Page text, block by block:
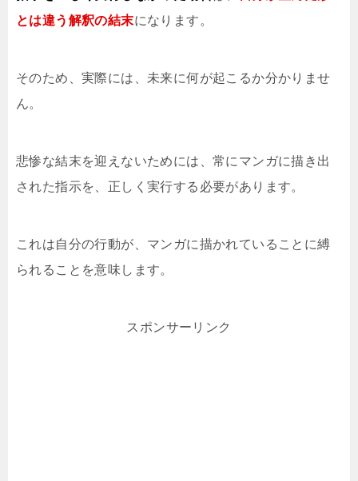
とは違う解釈の結末になります。
そのため、実際には、未来に何が起こるか分かりませ
ん。
悲惨な結末を迎えないためには、常にマンガに描き出
された指示を、正しく実行する必要があります。
これは自分の行動が、マンガに描かれていることに縛
られることを意味します。
スポンサーリンク